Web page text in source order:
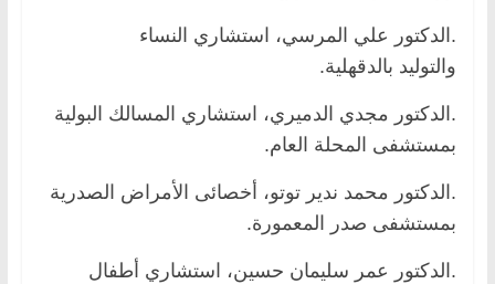
.الدكتور علي المرسي، استشاري النساء
والتوليد بالدقهلية.
.الدكتور مجدي الدميري، استشاري المسالك البولية
بمستشفى المحلة العام.
.الدكتور محمد ندير توتو، أخصائى الأمراض الصدرية
بمستشفى صدر المعمورة.
.الدكتور عمر سليمان حسين، استشاري أطفال